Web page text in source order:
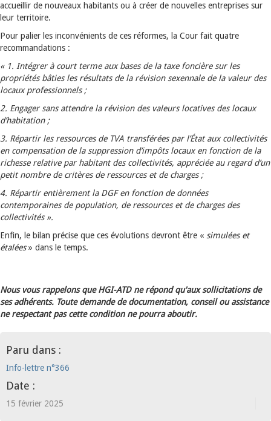
accueillir de nouveaux habitants ou à créer de nouvelles entreprises sur
leur territoire.
Pour palier les inconvénients de ces réformes, la Cour fait quatre
recommandations :
« 1. Intégrer à court terme aux bases de la taxe foncière sur les
propriétés bâties les résultats de la révision sexennale de la valeur des
locaux professionnels ;
2. Engager sans attendre la révision des valeurs locatives des locaux
d’habitation ;
3. Répartir les ressources de TVA transférées par l’État aux collectivités
en compensation de la suppression d’impôts locaux en fonction de la
richesse relative par habitant des collectivités, appréciée au regard d’un
petit nombre de critères de ressources et de charges ;
4. Répartir entièrement la DGF en fonction de données
contemporaines de population, de ressources et de charges des
collectivités ».
Enfin, le bilan précise que ces évolutions devront être « simulées et
étalées» dans le temps.
Nous vous rappelons que HGI-ATD ne répond qu'aux sollicitations de
ses adhérents. Toute demande de documentation, conseil ou assistance
ne respectant pas cette condition ne pourra aboutir.
Paru dans :
Info-lettre n°366
Date :
15 février 2025